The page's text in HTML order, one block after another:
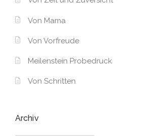
Von Mama
Von Vorfreude
Meilenstein Probedruck
Von Schritten
Archiv